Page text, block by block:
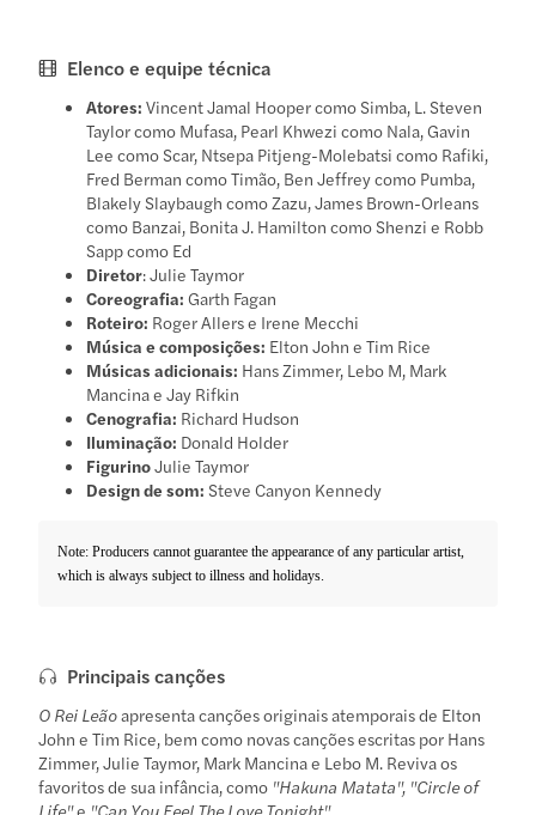
Elenco e equipe técnica
Atores: Vincent Jamal Hooper como Simba, L. Steven
Taylor como Mufasa, Pearl Khwezi como Nala, Gavin
Lee como Scar, Ntsepa Pitjeng-Molebatsi como Rafiki,
Fred Berman como Timão, Ben Jeffrey como Pumba,
Blakely Slaybaugh como Zazu, James Brown-Orleans
como Banzai, Bonita J. Hamilton como Shenzi e Robb
Sapp como Ed
Diretor: Julie Taymor
Coreografia: Garth Fagan
Roteiro: Roger Allers e Irene Mecchi
Música e composições: Elton John e Tim Rice
Músicas adicionais: Hans Zimmer, Lebo M, Mark
Mancina e Jay Rifkin
Cenografia: Richard Hudson
Iluminação: Donald Holder
FigurinoJulie Taymor
Design de som: Steve Canyon Kennedy
Note: Producers cannot guarantee the appearance of any particular artist,
which is always subject to illness and holidays.
Principais canções
O Rei Leãoapresenta canções originais atemporais de Elton
John e Tim Rice, bem como novas canções escritas por Hans
Zimmer, Julie Taymor, Mark Mancina e Lebo M. Reviva os
favoritos de sua infância, como "Hakuna Matata", "Circle of
Life"e "Can You Feel The Love Tonight".